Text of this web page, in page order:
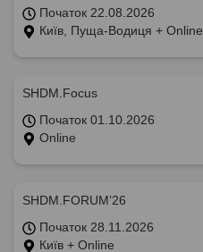
Початок 22.08.2026
Київ, Пуща-Водиця + Online
SHDM.Focus
Початок 01.10.2026
Online
SHDM.FORUM’26
Початок 28.11.2026
Київ + Online